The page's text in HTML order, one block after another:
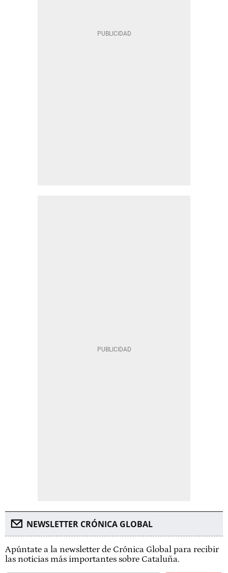
NEWSLETTER CRÓNICA GLOBAL
Apúntate a la newsletter de Crónica Global para recibir
las noticias más importantes sobre Cataluña.